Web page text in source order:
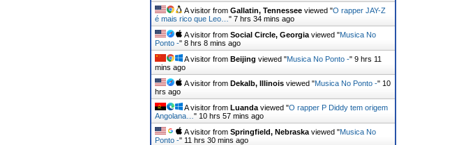
A visitor from Gallatin, Tennesseeviewed "O rapper JAY-Z
é mais rico que Leo… " 7 hrs 34 mins ago
A visitor from Social Circle, Georgiaviewed "Musica No
Ponto -" 8 hrs 8 mins ago
A visitor from Beijing viewed "Musica No Ponto -" 9 hrs 11
mins ago
A visitor from Dekalb, Illinoisviewed "Musica No Ponto -" 10
hrs ago
A visitor from Luandaviewed "O rapper P Diddy tem origem
Angolana… " 10 hrs 57 mins ago
A visitor from Springfield, Nebraskaviewed "Musica No
Ponto -" 11 hrs 30 mins ago